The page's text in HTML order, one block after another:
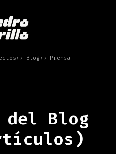
›› Blog ›› Prensa
del Blog